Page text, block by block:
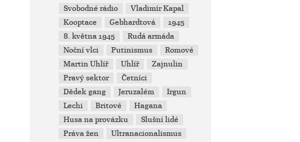
Svobodné rádio
Vladimír Kapal
Kooptace
Gebhardtová
1945
8. května 1945
Rudá armáda
Noční vlci
Putinismus
Romové
Martin Uhlíř
Uhlíř
Zajnulin
Pravý sektor
Četníci
Dědek gang
Jeruzalém
Irgun
Lechi
Britové
Hagana
Husa na provázku
Slušní lidé
Práva žen
Ultranacionalismus